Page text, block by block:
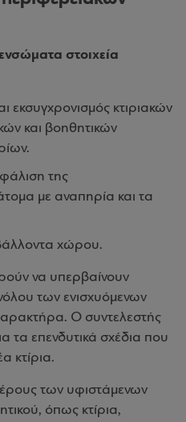
στοιχεία
εκσυγχρονισμός κτιριακών
και βοηθητικών
της
με αναπηρία και τα
χώρου.
να υπερβαίνουν
των ενισχυόμενων
Ο συντελεστής
τα επενδυτικά σχέδια που
κτίρια.
των υφιστάμενων
όπως κτίρια,